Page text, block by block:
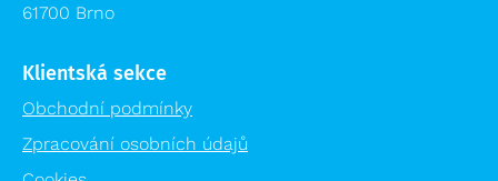
61700 Brno
Klientská sekce
Obchodní podmínky
Zpracování osobních údajů